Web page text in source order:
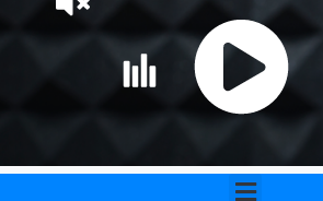
Menu